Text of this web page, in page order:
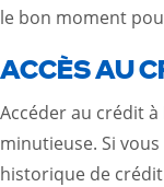
le bon moment
ACCÈS AU
Accéder au crédit
minutieuse. Si
historique de